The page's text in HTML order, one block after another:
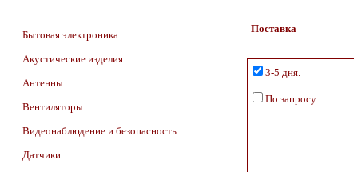
Бытовая электроника
Акустические изделия
Антенны
Вентиляторы
Видеонаблюдение и безопасность
Датчики
Поставка
3-5 дня.
По запросу.